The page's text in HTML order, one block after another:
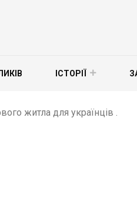
ІСТОРІЇ
житла для українців .